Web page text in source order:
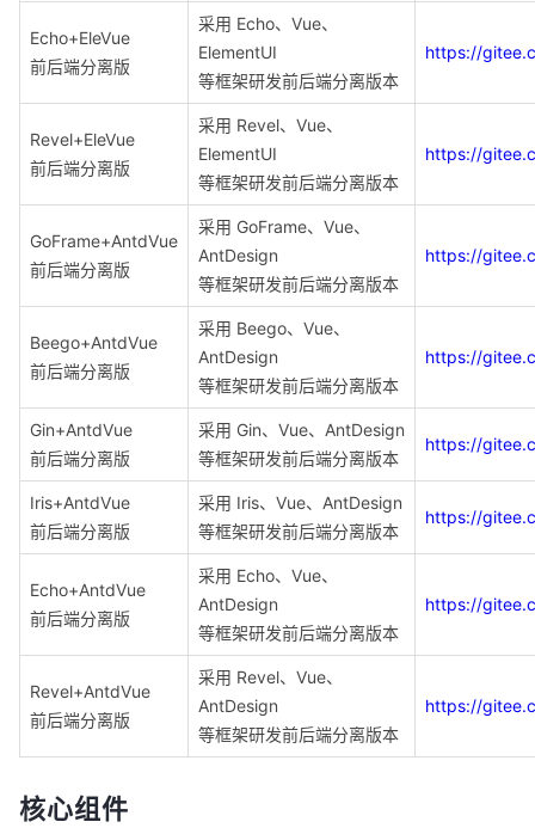
Echo+EleVue
前后端分离版
采用 Echo、Vue、
ElementUI
等框架研发前后端分离版本
https://
Revel+EleVue
前后端分离版
采用 Revel、Vue、
ElementUI
等框架研发前后端分离版本
https://
GoFrame+AntdVue
前后端分离版
采用 GoFrame、Vue、
AntDesign
等框架研发前后端分离版本
https://
Beego+AntdVue
前后端分离版
采用 Beego、Vue、
AntDesign
等框架研发前后端分离版本
https://
Gin+AntdVue
前后端分离版
采用 Gin、Vue、AntDesign
等框架研发前后端分离版本
https://
Iris+AntdVue
前后端分离版
采用 Iris、Vue、AntDesign
等框架研发前后端分离版本
https://
Echo+AntdVue
前后端分离版
采用 Echo、Vue、
AntDesign
等框架研发前后端分离版本
https://
Revel+AntdVue
前后端分离版
采用 Revel、Vue、
AntDesign
等框架研发前后端分离版本
https://
核心组件